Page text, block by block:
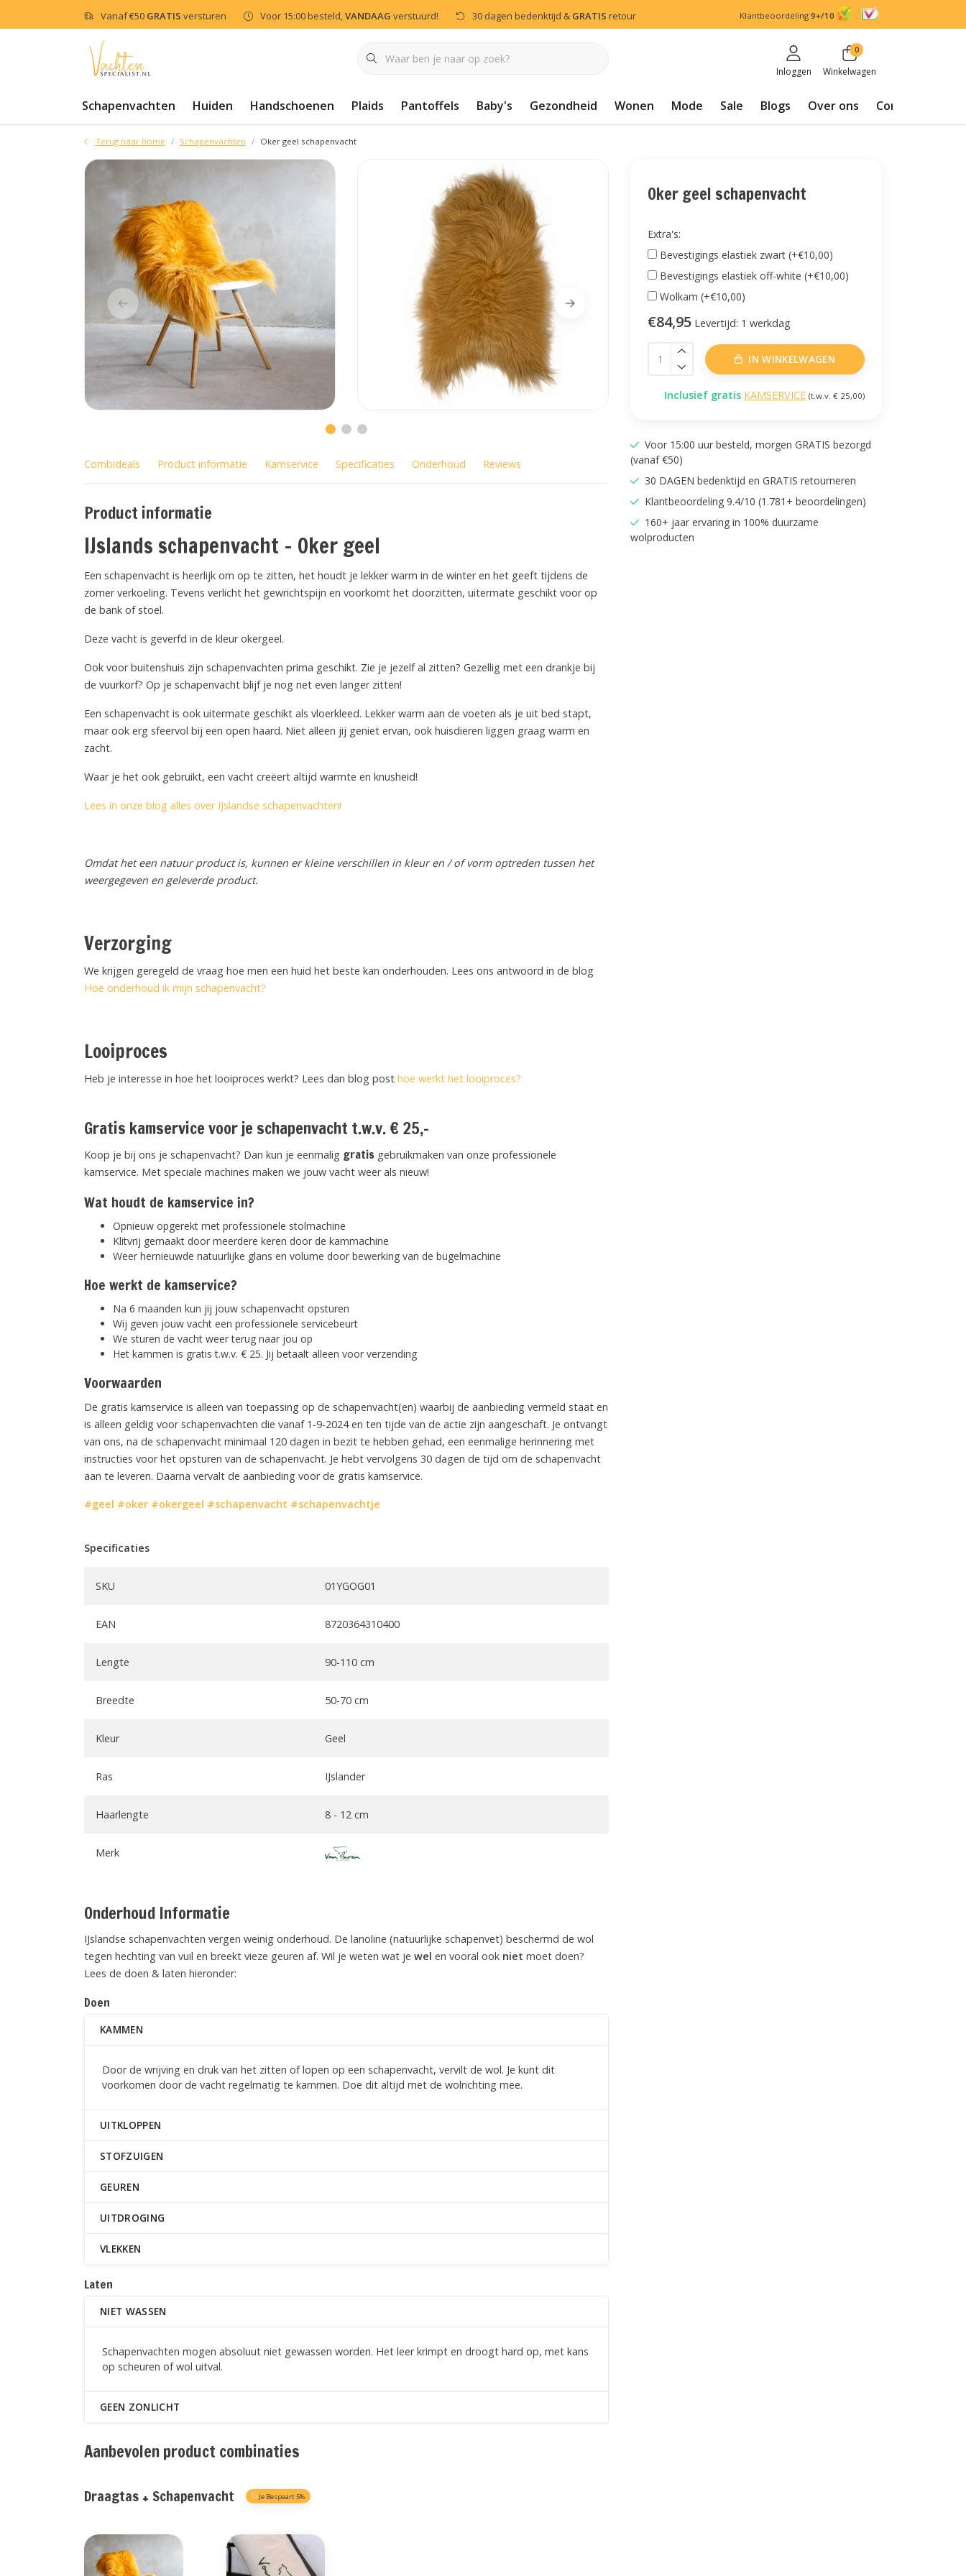
Vanaf€50 GRATIS versturen Voor 15:00 besteld,VANDAAG verstuurd! 30 dagen bedenktijd & GRATIS retour Klantbeoordeling 9+/10
Inloggen
0
Winkelwagen
Schapenvachten Huiden Handschoenen Plaids Pantoffels Baby's Gezondheid Wonen Mode Sale Blogs Over ons Contact
Terug naar home Schapenvachten Oker geel schapenvacht
Oker geel schapenvacht
Extra's:
Bevestigings elastiek zwart (+€10,00)
Bevestigings elastiek off-white (+€10,00)
Wolkam (+€10,00)
€84,95 Levertijd: 1 werkdag
IN WINKELWAGEN
Inclusief gratis KAMSERVICE (t.w.v. € 25,00)
Voor 15:00 uur besteld, morgen GRATIS bezorgd
(vanaf €50)
30 DAGEN bedenktijd en GRATIS retourneren
Klantbeoordeling 9.4/10 (1.781+ beoordelingen)
160+ jaar ervaring in 100% duurzame
wolproducten
Combideals Product informatie Kamservice Specificaties Onderhoud Reviews
Product informatie
IJslands schapenvacht - Oker geel
Een schapenvacht is heerlijk om op te zitten, het houdt je lekker warm in de winter en het geeft tijdens de
zomer verkoeling. Tevens verlicht het gewrichtspijn en voorkomt het doorzitten, uitermate geschikt voor op
de bank of stoel.
Deze vacht is geverfd in de kleur okergeel.
Ook voor buitenshuis zijn schapenvachten prima geschikt. Zie je jezelf al zitten? Gezellig met een drankje bij
de vuurkorf? Op je schapenvacht blijf je nog net even langer zitten!
Een schapenvacht is ook uitermate geschikt als vloerkleed. Lekker warm aan de voeten als je uit bed stapt,
maar ook erg sfeervol bij een open haard. Niet alleen jij geniet ervan, ook huisdieren liggen graag warm en
zacht.
Waar je het ook gebruikt, een vacht creëert altijd warmte en knusheid!
Lees in onze blog alles over IJslandse schapenvachten!
Omdat het een natuur product is, kunnen er kleine verschillen in kleur en / of vorm optreden tussen het
weergegeven en geleverde product.
Verzorging
We krijgen geregeld de vraag hoe men een huid het beste kan onderhouden. Lees ons antwoord in de blog
Hoe onderhoud ik mijn schapenvacht?
Looiproces
Heb je interesse in hoe het looiproces werkt? Lees dan blog post hoe werkt het looiproces?
Gratis kamservice voor je schapenvacht t.w.v. € 25,-
Koop je bij ons je schapenvacht? Dan kun je eenmalig gratis gebruikmaken van onze professionele
kamservice. Met speciale machines maken we jouw vacht weer als nieuw!
Wat houdt de kamservice in?
Opnieuw opgerekt met professionele stolmachine
Klitvrij gemaakt door meerdere keren door de kammachine
Weer hernieuwde natuurlijke glans en volume door bewerking van de bügelmachine
Hoe werkt de kamservice?
Na 6 maanden kun jij jouw schapenvacht opsturen
Wij geven jouw vacht een professionele servicebeurt
We sturen de vacht weer terug naar jou op
Het kammen is gratis t.w.v. € 25. Jij betaalt alleen voor verzending
Voorwaarden
De gratis kamservice is alleen van toepassing op de schapenvacht(en) waarbij de aanbieding vermeld staat en
is alleen geldig voor schapenvachten die vanaf 1-9-2024 en ten tijde van de actie zijn aangeschaft. Je ontvangt
van ons, na de schapenvacht minimaal 120 dagen in bezit te hebben gehad, een eenmalige herinnering met
instructies voor het opsturen van de schapenvacht. Je hebt vervolgens 30 dagen de tijd om de schapenvacht
aan te leveren. Daarna vervalt de aanbieding voor de gratis kamservice.
#geel #oker #okergeel #schapenvacht #schapenvachtje
Specificaties
SKU 01YGOG01
EAN 8720364310400
Lengte 90-110 cm
Breedte 50-70 cm
Kleur Geel
Ras IJslander
Haarlengte 8 - 12 cm
Merk
Onderhoud Informatie
IJslandse schapenvachten vergen weinig onderhoud. De lanoline (natuurlijke schapenvet) beschermd de wol
tegen hechting van vuil en breekt vieze geuren af. Wil je weten wat je wel en vooral ook niet moet doen?
Lees de doen & laten hieronder:
Doen
KAMMEN
Door de wrijving en druk van het zitten of lopen op een schapenvacht, vervilt de wol. Je kunt dit
voorkomen door de vacht regelmatig te kammen. Doe dit altijd met de wolrichting mee.
UITKLOPPEN
STOFZUIGEN
GEUREN
UITDROGING
VLEKKEN
Laten
NIET WASSEN
Schapenvachten mogen absoluut niet gewassen worden. Het leer krimpt en droogt hard op, met kans
op scheuren of wol uitval.
GEEN ZONLICHT
Aanbevolen product combinaties
Draagtas + Schapenvacht Je Bespaart 5%